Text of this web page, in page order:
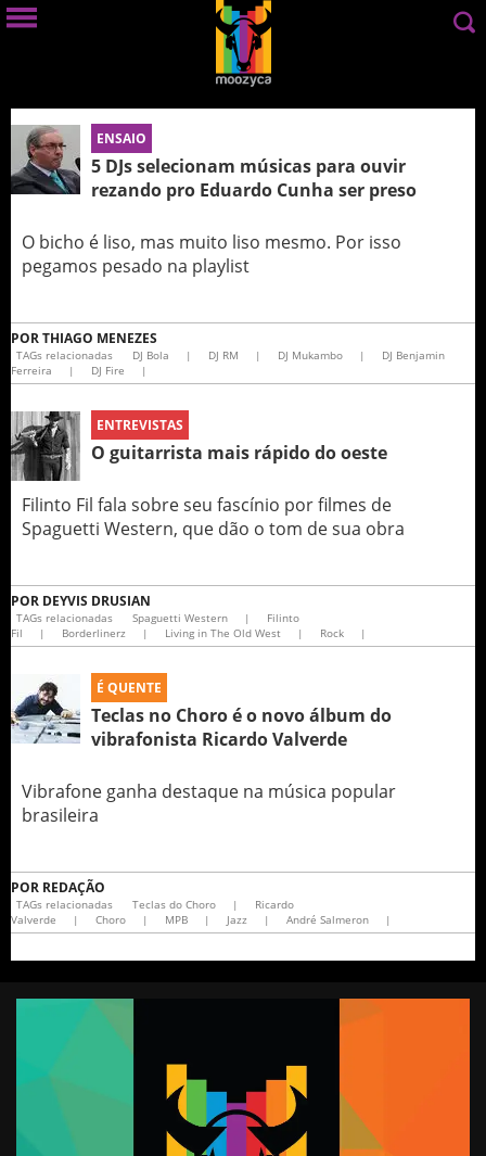
ENSAIO
5 DJs selecionam músicas para ouvir
rezando pro Eduardo Cunha ser preso
O bicho é liso, mas muito liso mesmo. Por isso
pegamos pesado na playlist
PORTHIAGO MENEZES
TAGs relacionadas DJ Bola | DJ RM | DJ Mukambo |
DJ Benjamin
| DJ Fire |
ENTREVISTAS
O guitarrista mais rápido do oeste
Filinto Fil fala sobre seu fascínio por filmes de
Spaguetti Western, que dão o tom de sua obra
POR DEYVIS DRUSIAN
TAGs relacionadas Spaguetti Western |
Filinto
Fil
| Borderlinerz | Living in The Old West | Rock |
É QUENTE
Teclas no Choro é o novo álbum do
vibrafonista Ricardo Valverde
Vibrafone ganha destaque na música popular
brasileira
POR REDAÇÃO
TAGs relacionadas Teclas do Choro |
Ricardo
Valverde
| Choro | MPB | Jazz | André Salmeron |